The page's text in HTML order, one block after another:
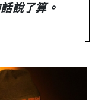
說了算。